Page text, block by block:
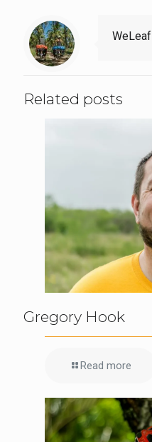
WeLeaf
Related posts
Gregory Hook
Read more